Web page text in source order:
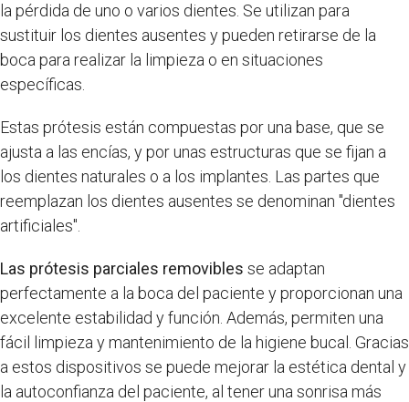
la pérdida de uno o varios dientes. Se utilizan para
sustituir los dientes ausentes y pueden retirarse de la
boca para realizar la limpieza o en situaciones
específicas.
Estas prótesis están compuestas por una base, que se
ajusta a las encías, y por unas estructuras que se fijan a
los dientes naturales o a los implantes. Las partes que
reemplazan los dientes ausentes se denominan "dientes
artificiales".
Las prótesis parciales removibles se adaptan
perfectamente a la boca del paciente y proporcionan una
excelente estabilidad y función. Además, permiten una
fácil limpieza y mantenimiento de la higiene bucal. Gracias
a estos dispositivos se puede mejorar la estética dental y
la autoconfianza del paciente, al tener una sonrisa más